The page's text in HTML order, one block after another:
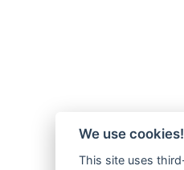
We use cookies!
This site uses